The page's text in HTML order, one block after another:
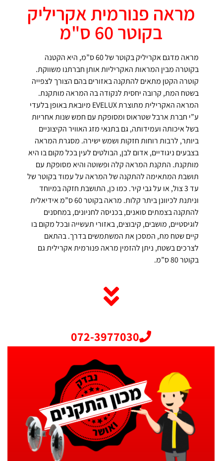
מראה פנורמית אקריליק
בקוטר 60 ס"מ
מראה מדגם אקריליק בקוטר של 60 ס”מ, היא הקטנה
בקוטרה מבין המראות האקריליות אותן חברתנו משווקת.
קוטרה הקטן מתאים להתקנה באזורים בהם הצורך לצפייה
בשטח המת, קרובה יחסית לנקודה בה המראה מותקנת.
המראה האקרילית מתוצרת EVELUX מיובאת באופן בלעדי
ע”י חברת ארבל שטראוס ומסופקת עם חמש שנות אחריות
בשל איכותה ועמידותה, גם בתנאי מזג האוויר הקיצוניים
ביותר, לרבות רוחות חזקות ושמש ישירה. מסגרת המראה
בצבעים ניגודיים, אדום לבן, הבולטים לעין בכל מקום בו היא
מותקנת. התקנת המראה קלה ופשוטה והיא מסופקת עם
תושבת המתאימה להתקנה של המראה על עמוד בקוטר של
עד 3 צול, או על גבי קיר. כמו כן, התושבת חזקה במיוחד
וניתנת לכיוונן ביתר קלות. מראה בקוטר 60 ס”מ אידיאלית
להתקנה בצמתים סואנים, בכניסה לחניונים, במחסנים
לוגיסטיים, מושבים, קיבוצים, באזורי תעשייה ובכל מקום בו
קיים שטח מת, המסכן את המשתמשים בדרך. בהתאם
לצרכים בשטח, ניתן להזמין מראה פנורמית אקרילית גם
בקוטר 80 ס”מ.
072-3977030